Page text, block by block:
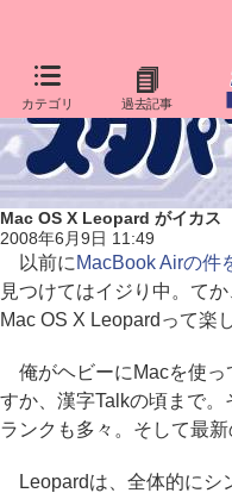
カテゴリ 過去記事
Mac OS X Leopard がイカス
2008年6月9日 11:49
以前に MacBook Airの件
見つけてはイジり中。て
Mac OS X Leopardって楽
俺がヘビーにMacを使っ
すか、漢字Talkの頃まで
ランクも多々。そして最新
Leopardは、全体的にシ